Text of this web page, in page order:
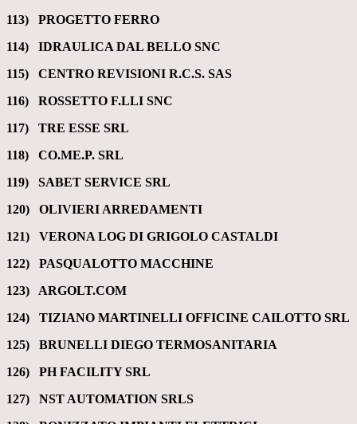
113) PROGETTO FERRO
114) IDRAULICA DAL BELLO SNC
115) CENTRO REVISIONI R.C.S. SAS
116) ROSSETTO F.LLI SNC
117) TRE ESSE SRL
118) CO.ME.P. SRL
119) SABET SERVICE SRL
120)
OLIVIERI ARREDAMENTI
121) VERONA LOG DI GRIGOLO CASTALDI
122) PASQUALOTTO MACCHINE
123) ARGOLT.COM
124) TIZIANO MARTINELLI OFFICINE CAILOTTO SRL
125) BRUNELLI DIEGO TERMOSANITARIA
126) PH FACILITY SRL
127) NST AUTOMATION SRLS